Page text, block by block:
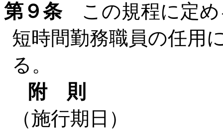
第９条この規程に定め
短時間勤務職員の任用
る。
附 則
（施行期日）